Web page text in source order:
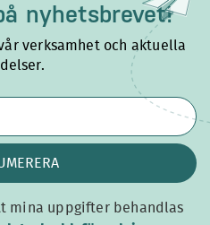
nyhetsbrevet!
verksamhet och aktuella
mina uppgifter behandlas